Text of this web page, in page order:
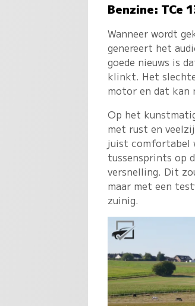
Benzine: TCe
Wanneer wordt
genereert het
goede nieuws is
klinkt. Het
motor en dat kan
Op het
met rust en
juist comfortabel
tussensprints op
versnelling. Dit
maar met een
zuinig.